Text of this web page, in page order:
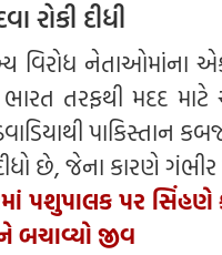
રોકી દીધી
વિરોધ નેતાઓમાંના
તરફથી મદદ
પાકિસ્તાન
છે, જેના કારણે ગંભીર
પશુપાલક પર સિંહણે
બચાવ્યો જીવ